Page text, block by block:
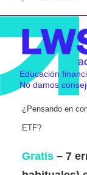
Educación
No damos
¿Pensando en
ETF?
Gratis – 7